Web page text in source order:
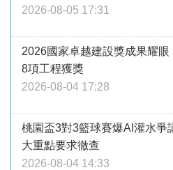
2026-08-05 17:31
2026國家卓越建設獎成果耀
8項工程獲獎
2026-08-04 17:28
桃園盃3對3籃球賽爆AI灌水
大重點要求徹查
2026-08-04 14:33